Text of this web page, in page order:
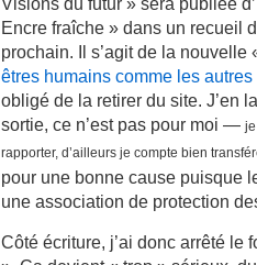
Encre fraîche » dans un recueil
prochain. Il s’agit de la nouvelle
êtres humains comme les autres
obligé de la retirer du site. J’en
sortie, ce n’est pas pour moi —
rapporter, d’ailleurs je compte bien
pour une bonne cause puisque
une association de protection
Côté écriture, j’ai donc arrêté le